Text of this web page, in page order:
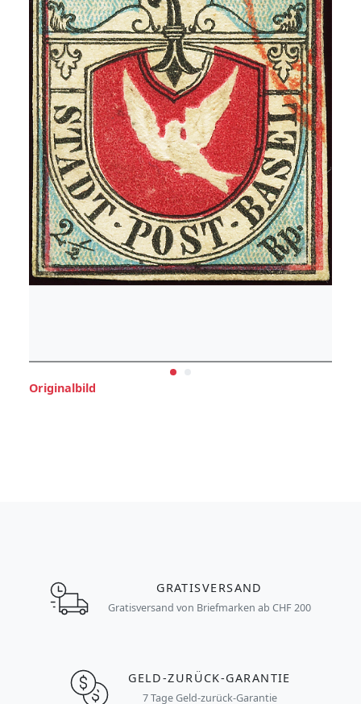
Originalbild
GRATISVERSAND
Gratisversand von Briefmarken ab CHF 200
GELD-ZURÜCK-GARANTIE
7 Tage Geld-zurück-Garantie